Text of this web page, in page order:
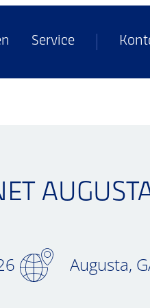
Service
Augusta,